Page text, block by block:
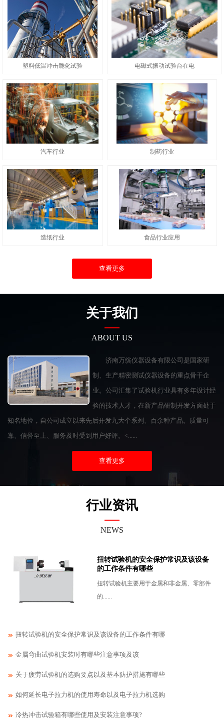
塑料低温冲击脆化试验 电磁式振动试验台在电
汽车行业 制药行业
造纸行业 食品行业应用
查看更多
关于我们
ABOUT US
济南万缤仪器设备有限公司是国家研
制、生产精密测试仪器设备的重点骨干企
业。公司汇集了试验机行业具有多年设计经
验的技术人才，在新产品研制开发方面处于
知名地位，自公司成立以来先后开发九大个系列、百余种产品。质量可
靠、信誉至上、服务及时受到用户好评。<......
查看更多
行业资讯
NEWS
扭转试验机的安全保护常识及该设备
的工作条件有哪些
扭转试验机主要用于金属和非金属、零部件
的......
扭转试验机的安全保护常识及该设备的工作条件有哪
金属弯曲试验机安装​时有哪些注意事项及该
关于疲劳试验机的选购要点以及基本防护措施有哪些
如何延长电子拉力机的使用寿命以及电子拉力机选购
冷热冲击试验箱有哪些使用及安装注意事项?